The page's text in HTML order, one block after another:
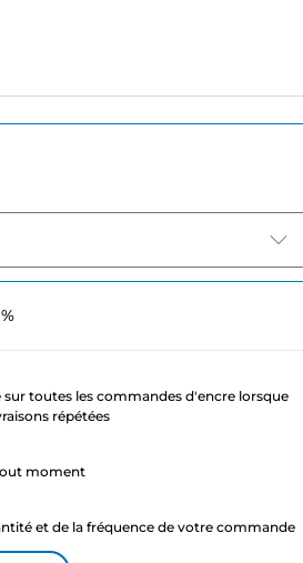
sur toutes les commandes d'encre lorsque
répétées
moment
et de la fréquence de votre commande